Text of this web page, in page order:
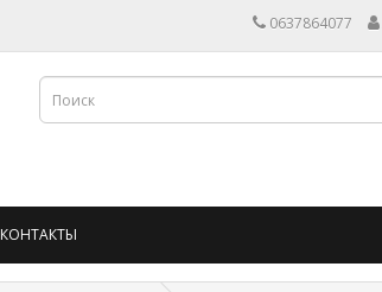
0637864077
КОНТАКТЫ